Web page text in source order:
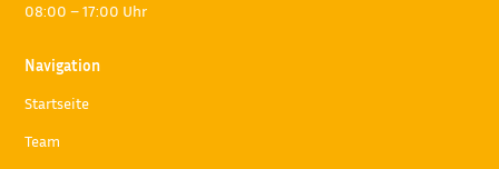
08:00 – 17:00 Uhr
Navigation
Startseite
Team